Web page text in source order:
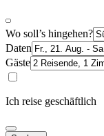
Wo soll’s hingehen?
Daten
Gäste
Ich reise geschäftlich